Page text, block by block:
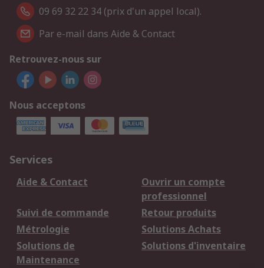
09 69 32 22 34 (prix d'un appel local).
Par e-mail dans Aide & Contact
Retrouvez-nous sur
Nous acceptons
Services
Aide & Contact
Ouvrir un compte
professionnel
Suivi de commande
Retour produits
Métrologie
Solutions Achats
Solutions de
Maintenance
Solutions d'inventaire